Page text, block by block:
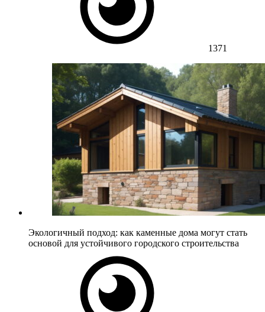
1371
Экологичный подход: как каменные дома могут стать
основой для устойчивого городского строительства